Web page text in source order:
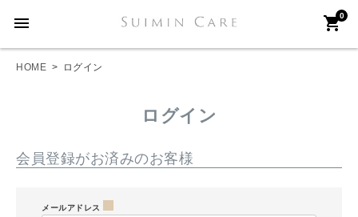
menu 0
shopping_cart
HOME ログイン
ログイン
会員登録がお済みのお客様
メールアドレス